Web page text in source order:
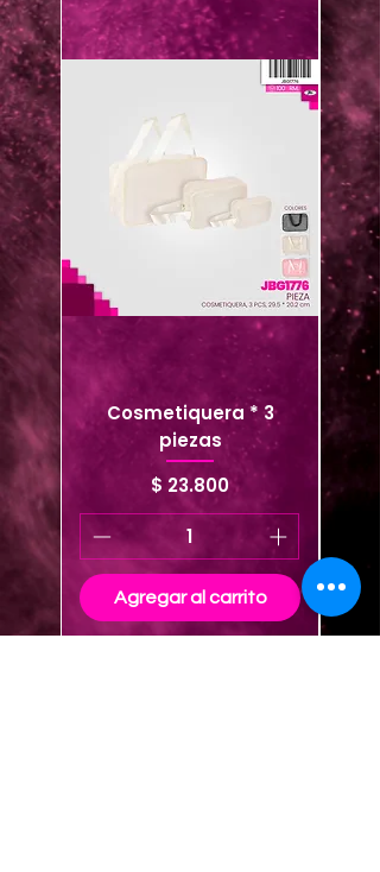
Cosmetiquera * 3
piezas
Precio
$ 23.800
Agregar al carrito